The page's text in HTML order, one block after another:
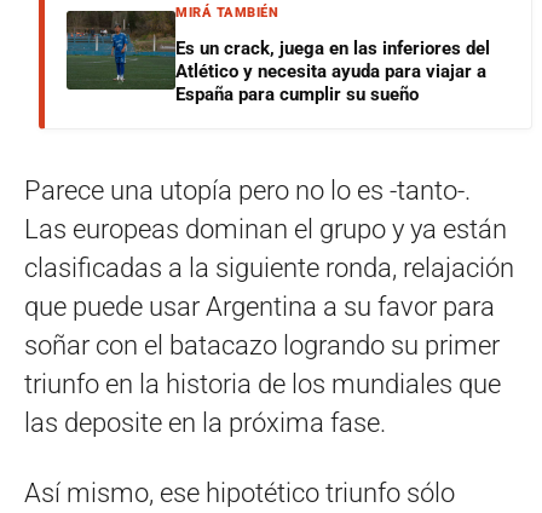
MIRÁ TAMBIÉN
Es un crack, juega en las inferiores del
Atlético y necesita ayuda para viajar a
España para cumplir su sueño
Parece una utopía pero no lo es -tanto-.
Las europeas dominan el grupo y ya están
clasificadas a la siguiente ronda, relajación
que puede usar Argentina a su favor para
soñar con el batacazo logrando su primer
triunfo en la historia de los mundiales que
las deposite en la próxima fase.
Así mismo, ese hipotético triunfo sólo